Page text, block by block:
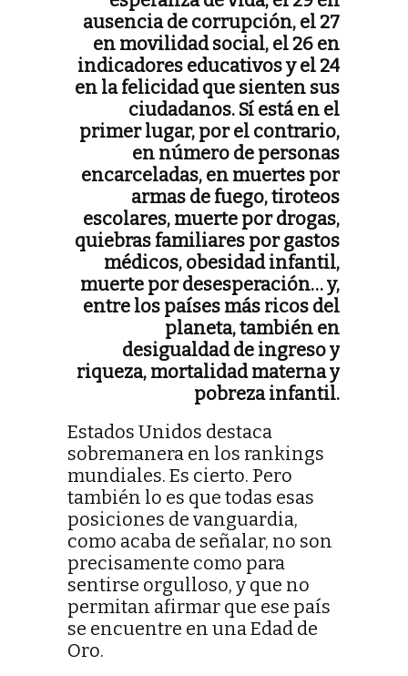
ausencia de corrupción, el 27
en movilidad social, el 26 en
indicadores educativos y el 24
en la felicidad que sienten sus
ciudadanos. Sí está en el
primer lugar, por el contrario,
en número de personas
encarceladas, en muertes por
armas de fuego, tiroteos
escolares, muerte por drogas,
quiebras familiares por gastos
médicos, obesidad infantil,
muerte por desesperación… y,
entre los países más ricos del
planeta, también en
desigualdad de ingreso y
riqueza, mortalidad materna y
pobreza infantil.
Estados Unidos destaca
sobremanera en los rankings
mundiales. Es cierto. Pero
también lo es que todas esas
posiciones de vanguardia,
como acaba de señalar, no son
precisamente como para
sentirse orgulloso, y que no
permitan afirmar que ese país
se encuentre en una Edad de
Oro.